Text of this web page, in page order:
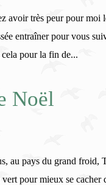
avoir très peur pour moi
entraîner pour vous
pour la fin de...
Noël
au pays du grand froid,
pour mieux se cacher